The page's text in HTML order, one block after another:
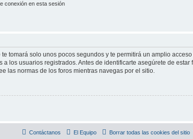
conexión en esta sesión
tomará solo unos pocos segundos y te permitirá un amplio
los usuarios registrados. Antes de identificarte asegúrete de estar
las normas de los foros mientras navegas por el sitio.
Borrar todas las cookies del sitio
El Equipo
Contáctanos